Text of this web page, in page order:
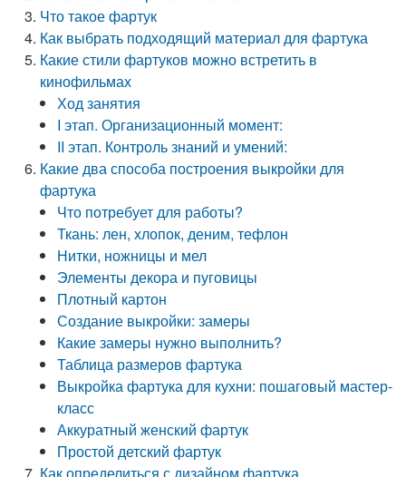
Что такое фартук
Как выбрать подходящий материал для фартука
Какие стили фартуков можно встретить в
кинофильмах
Ход занятия
I этап. Организационный момент:
II этап. Контроль знаний и умений:
Какие два способа построения выкройки для
фартука
Что потребует для работы?
Ткань: лен, хлопок, деним, тефлон
Нитки, ножницы и мел
Элементы декора и пуговицы
Плотный картон
Создание выкройки: замеры
Какие замеры нужно выполнить?
Таблица размеров фартука
Выкройка фартука для кухни: пошаговый мастер-
класс
Аккуратный женский фартук
Простой детский фартук